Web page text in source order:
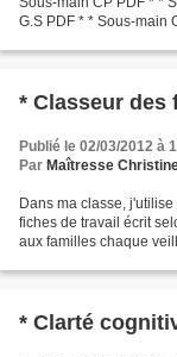
G.S PDF * * Sous-main
* Classeur des
Publié le 02/03/2012 à
Par Maîtresse
Dans ma classe,
fiches de travail écrit
aux familles chaque
* Clarté